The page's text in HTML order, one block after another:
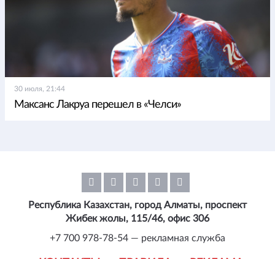
30 июля, 21:44
Максанс Лакруа перешел в «Челси»
Республика Казахстан, город Алматы, проспект
Жибек жолы, 115/46, офис 306
+7 700 978-78-54 — рекламная служба